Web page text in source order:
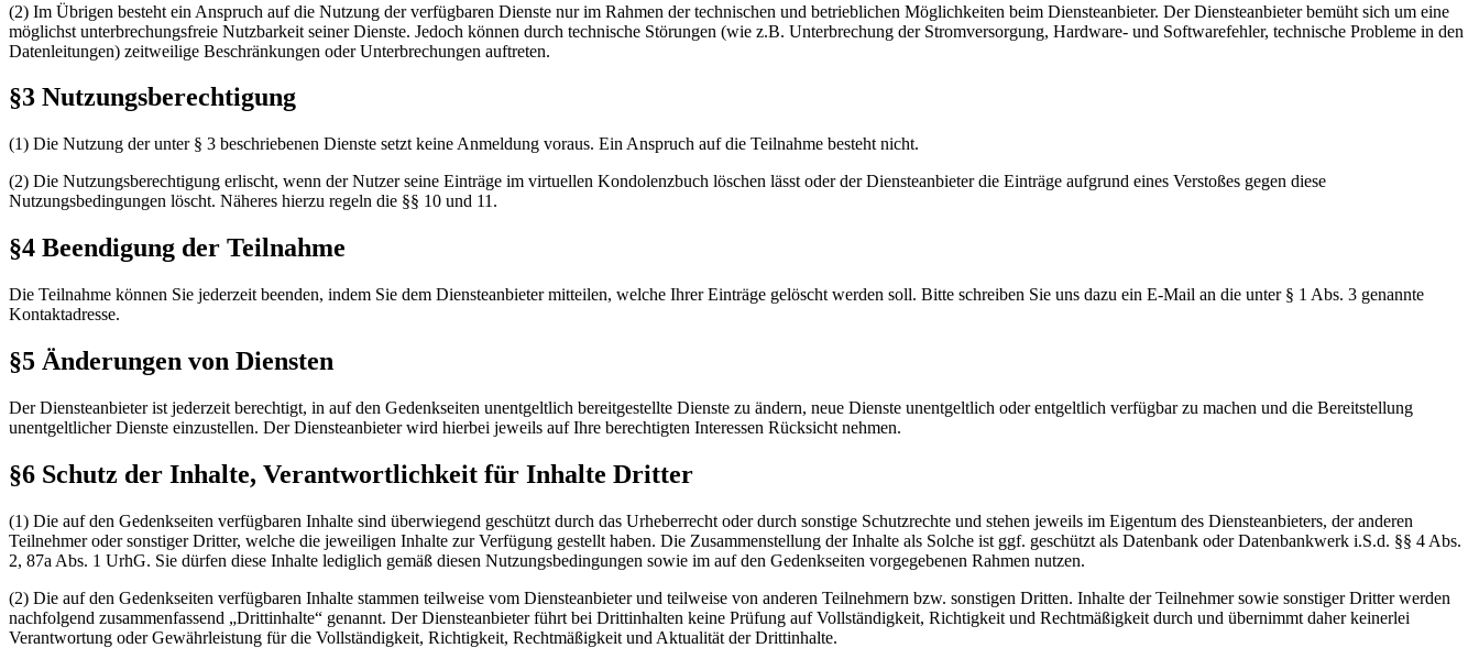
(2) Im Übrigen besteht ein Anspruch auf die Nutzung der verfügbaren Dienste nur im Rahmen der technischen und betrieblichen Möglichkeiten beim Diensteanbieter. Der Diensteanbieter bemüht sich um eine
möglichst unterbrechungsfreie Nutzbarkeit seiner Dienste. Jedoch können durch technische Störungen (wie z.B. Unterbrechung der Stromversorgung, Hardware- und Softwarefehler, technische Probleme in den
Datenleitungen) zeitweilige Beschränkungen oder Unterbrechungen auftreten.
§3 Nutzungsberechtigung
(1) Die Nutzung der unter § 3 beschriebenen Dienste setzt keine Anmeldung voraus. Ein Anspruch auf die Teilnahme besteht nicht.
(2) Die Nutzungsberechtigung erlischt, wenn der Nutzer seine Einträge im virtuellen Kondolenzbuch löschen lässt oder der Diensteanbieter die Einträge aufgrund eines Verstoßes gegen diese
Nutzungsbedingungen löscht. Näheres hierzu regeln die §§ 10 und 11.
§4 Beendigung der Teilnahme
Die Teilnahme können Sie jederzeit beenden, indem Sie dem Diensteanbieter mitteilen, welche Ihrer Einträge gelöscht werden soll. Bitte schreiben Sie uns dazu ein E-Mail an die unter § 1 Abs. 3 genannte
Kontaktadresse.
§5 Änderungen von Diensten
Der Diensteanbieter ist jederzeit berechtigt, in auf den Gedenkseiten unentgeltlich bereitgestellte Dienste zu ändern, neue Dienste unentgeltlich oder entgeltlich verfügbar zu machen und die Bereitstellung
unentgeltlicher Dienste einzustellen. Der Diensteanbieter wird hierbei jeweils auf Ihre berechtigten Interessen Rücksicht nehmen.
§6 Schutz der Inhalte, Verantwortlichkeit für Inhalte Dritter
(1) Die auf den Gedenkseiten verfügbaren Inhalte sind überwiegend geschützt durch das Urheberrecht oder durch sonstige Schutzrechte und stehen jeweils im Eigentum des Diensteanbieters, der anderen
Teilnehmer oder sonstiger Dritter, welche die jeweiligen Inhalte zur Verfügung gestellt haben. Die Zusammenstellung der Inhalte als Solche ist ggf. geschützt als Datenbank oder Datenbankwerk i.S.d. §§ 4 Abs.
2, 87a Abs. 1 UrhG. Sie dürfen diese Inhalte lediglich gemäß diesen Nutzungsbedingungen sowie im auf den Gedenkseiten vorgegebenen Rahmen nutzen.
(2) Die auf den Gedenkseiten verfügbaren Inhalte stammen teilweise vom Diensteanbieter und teilweise von anderen Teilnehmern bzw. sonstigen Dritten. Inhalte der Teilnehmer sowie sonstiger Dritter werden
nachfolgend zusammenfassend „Drittinhalte“ genannt. Der Diensteanbieter führt bei Drittinhalten keine Prüfung auf Vollständigkeit, Richtigkeit und Rechtmäßigkeit durch und übernimmt daher keinerlei
Verantwortung oder Gewährleistung für die Vollständigkeit, Richtigkeit, Rechtmäßigkeit und Aktualität der Drittinhalte.